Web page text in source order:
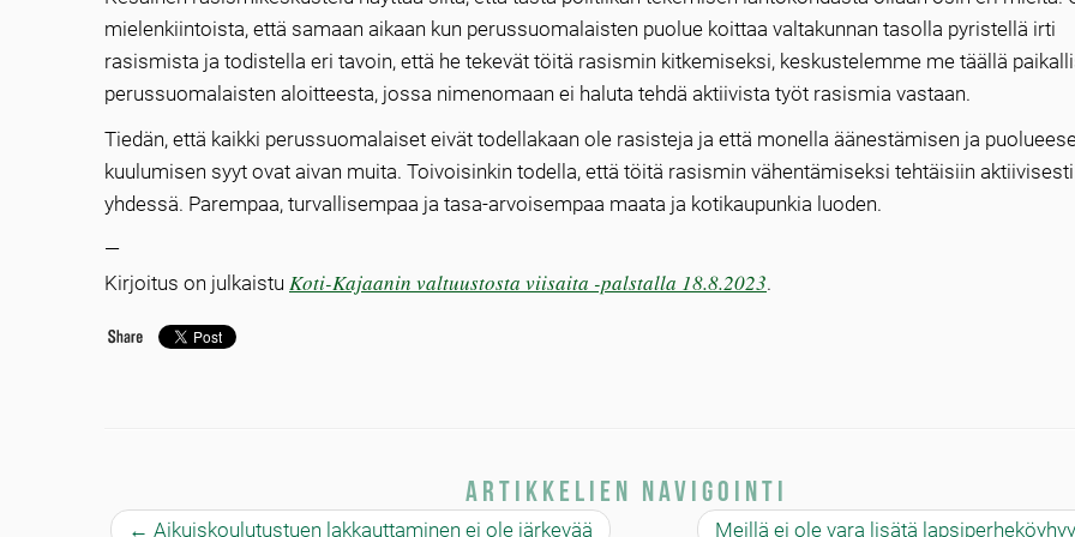
mielenkiintoista, että samaan aikaan kun perussuomalaisten puolue koittaa valtakunnan tasolla pyristellä irti
rasismista ja todistella eri tavoin, että he tekevät töitä rasismin kitkemiseksi, keskustelemme me täällä
perussuomalaisten aloitteesta, jossa nimenomaan ei haluta tehdä aktiivista työt rasismia vastaan.
Tiedän, että kaikki perussuomalaiset eivät todellakaan ole rasisteja ja että monella äänestämisen ja
kuulumisen syyt ovat aivan muita. Toivoisinkin todella, että töitä rasismin vähentämiseksi tehtäisiin
yhdessä. Parempaa, turvallisempaa ja tasa-arvoisempaa maata ja kotikaupunkia luoden.
—
Kirjoitus on julkaistu Koti-Kajaanin valtuustosta viisaita -palstalla 18.8.2023.
Artikkelien navigointi
← Aikuiskoulutustuen lakkauttaminen ei ole järkevää Meillä ei ole vara lisätä